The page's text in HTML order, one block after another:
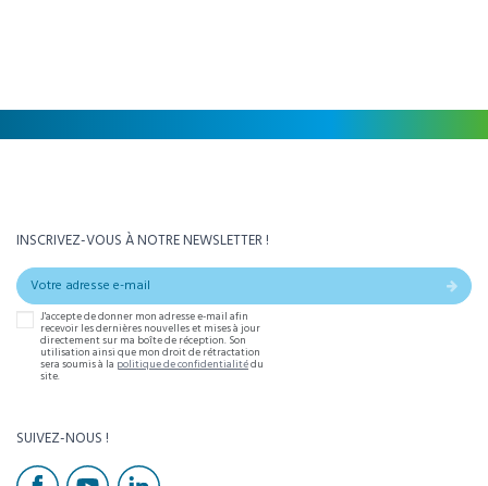
INSCRIVEZ-VOUS À NOTRE NEWSLETTER !
J'accepte de donner mon adresse e-mail afin
recevoir les dernières nouvelles et mises à jour
directement sur ma boîte de réception. Son
utilisation ainsi que mon droit de rétractation
sera soumis à la politique de confidentialitédu
site.
SUIVEZ-NOUS !